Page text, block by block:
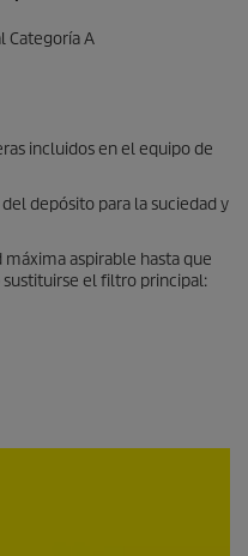
Categoría A
incluidos en el equipo de
depósito para la suciedad y
máxima aspirable hasta que
el filtro principal: